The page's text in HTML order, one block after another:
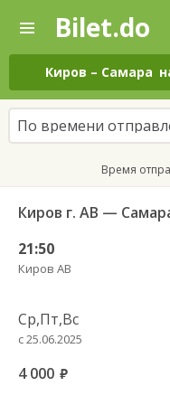
—
Поиск
и
покупка
билетов
на
автобус
онлайн
Bilet.do
Киров – Самара
По времени
Время
Киров г. АВ —
21:50
Киров АВ
Ср,Пт,Вс
с 25.06.2025
4 000 руб.